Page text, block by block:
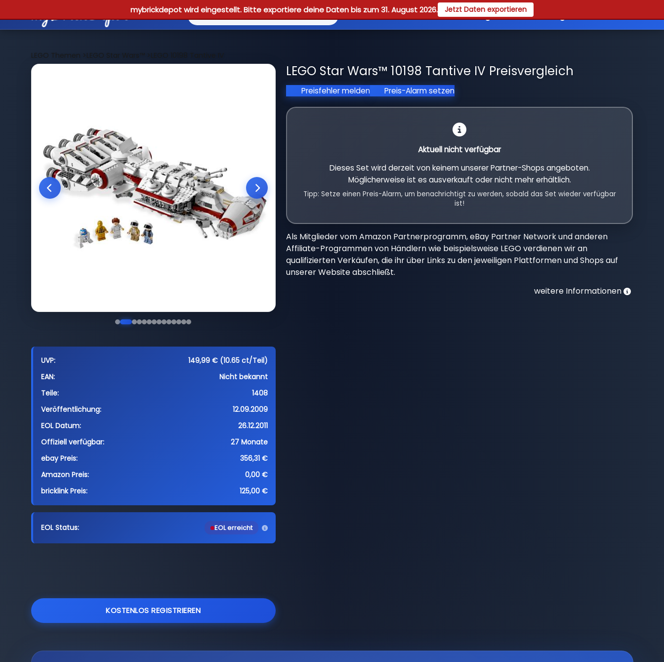
mybrickdepot wird eingestellt. Bitte exportiere deine Daten bis zum 31. August 2026. Jetzt Daten exportieren
Reviews Guides Registrieren
LEGO Themen >LEGO Star Wars™>LEGO 10198 Tantive IV
UVP:
149,99 € (10.65 ct/Teil)
EAN:
Nicht bekannt
Teile:
1408
Veröffentlichung:
12.09.2009
EOL Datum:
26.12.2011
Offiziell verfügbar:
27 Monate
ebay Preis:
356,31 €
Amazon Preis:
0,00 €
bricklink Preis:
125,00 €
EOL Status: EOL erreicht
KOSTENLOS REGISTRIEREN
LEGO Star Wars™ 10198 Tantive IV Preisvergleich
Preisfehler melden Preis-Alarm setzen
Aktuell nicht verfügbar
Dieses Set wird derzeit von keinem unserer Partner-Shops angeboten.
Möglicherweise ist es ausverkauft oder nicht mehr erhältlich.
Tipp: Setze einen Preis-Alarm, um benachrichtigt zu werden, sobald das Set wieder verfügbar
ist!
Als Mitglieder vom Amazon Partnerprogramm, eBay Partner Network und anderen
Affiliate-Programmen von Händlern wie beispielsweise LEGO verdienen wir an
qualifizierten Verkäufen, die ihr über Links zu den jeweiligen Plattformen und Shops auf
unserer Website abschließt.
weitere Informationen